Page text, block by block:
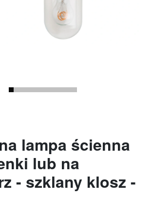
lampa ścienna
lub na
- szklany klosz -